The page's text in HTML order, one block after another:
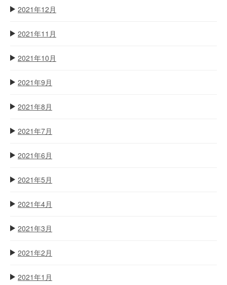
2021年12月
2021年11月
2021年10月
2021年9月
2021年8月
2021年7月
2021年6月
2021年5月
2021年4月
2021年3月
2021年2月
2021年1月